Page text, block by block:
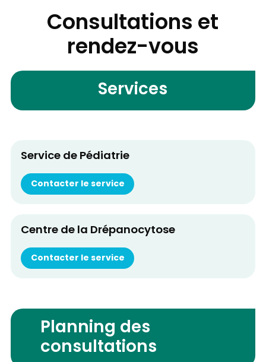
Consultations et
rendez-vous
Services
Service de Pédiatrie
Contacter le service
Centre de la Drépanocytose
Contacter le service
Planning des
consultations